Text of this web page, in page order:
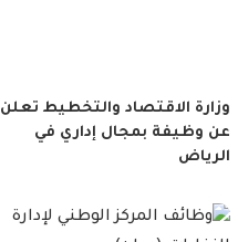
وزارة الاقتصاد والتخطيط تعلن
عن وظيفة بمجال إداري في
الرياض